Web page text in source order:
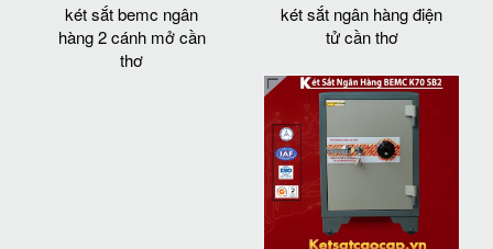
két sắt bemc ngân
hàng 2 cánh mở cần
thơ
két sắt ngân hàng điện
tử cần thơ